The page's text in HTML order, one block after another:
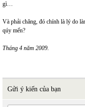
gì…
Và phải chăng, đó chính là lý do
qúy mến?
Tháng 4 năm 2009.
Gửi ý kiến của bạn